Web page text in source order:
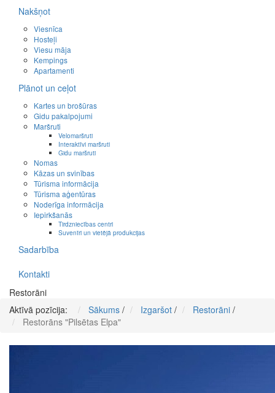
Nakšņot
Viesnīca
Hosteļi
Viesu māja
Kempings
Apartamenti
Plānot un ceļot
Kartes un brošūras
Gidu pakalpojumi
Maršruti
Velomaršruti
Interaktīvi maršruti
Gidu maršruti
Nomas
Kāzas un svinības
Tūrisma informācija
Tūrisma aģentūras
Noderīga informācija
Iepirkšanās
Tirdzniecības centri
Suvenīri un vietējā produkcijas
Sadarbība
Kontakti
Restorāni
Aktīvā pozīcija:
Sākums / Izgaršot / Restorāni /
Restorāns "Pilsētas Elpa"